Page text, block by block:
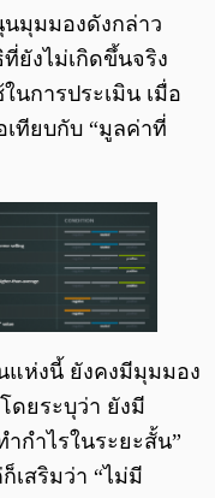
มุมมองดังกล่าว
ยังไม่เกิดขึ้นจริง
นการประเมิน เมื่อ
เทียบกับ “มูลค่าที่
แห่งนี้ ยังคงมีมุมมอง
ดยระบุว่า ยังมี
กำไรในระยะสั้น”
เสริมว่า “ไม่มี